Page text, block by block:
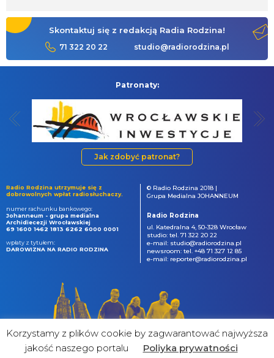
Skontaktuj się z redakcją Radia Rodzina!
71 322 20 22 studio@radiorodzina.pl
Patronaty:
Jak zdobyć patronat?
Radio Rodzina utrzymuje się z
dobrowolnych wpłat radiosłuchaczy.
numer rachunku bankowego:
Johanneum - grupa medialna
Archidiecezji Wrocławskiej
69 1600 1462 1813 6262 6000 0001
wpłaty z tytułem:
DAROWIZNA NA RADIO RODZINA
© Radio Rodzina 2018 |
Grupa Medialna JOHANNEUM
Radio Rodzina
ul. Katedralna 4, 50-328 Wrocław
studio: tel. 71 322 20 22
e-mail: studio@radiorodzina.pl
newsroom: tel. +48 71 327 12 85
e-mail: reporter@radiorodzina.pl
Korzystamy z plików cookie by zagwarantować najwyższa
jakość naszego portalu
Poliyka prywatności